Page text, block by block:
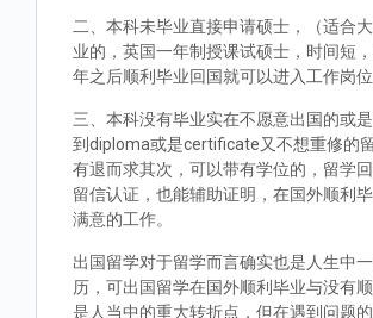
二、本科未毕业直接申请硕士，（适合
业的，英国一年制授课试硕士，时间短
年之后顺利毕业回国就可以进入工作岗位
三、本科没有毕业实在不愿意出国的或
到diploma或是certificate又不想重修的
有退而求其次，可以带有学位的，留学
留信认证，也能辅助证明，在国外顺利
满意的工作。
出国留学对于留学而言确实也是人生中
历，可出国留学在国外顺利毕业与没有
是人当中的重大转折点，但在遇到问题